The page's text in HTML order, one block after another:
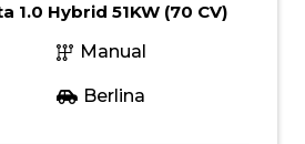
1.0 Hybrid 51KW (70 CV)
Manual
Berlina